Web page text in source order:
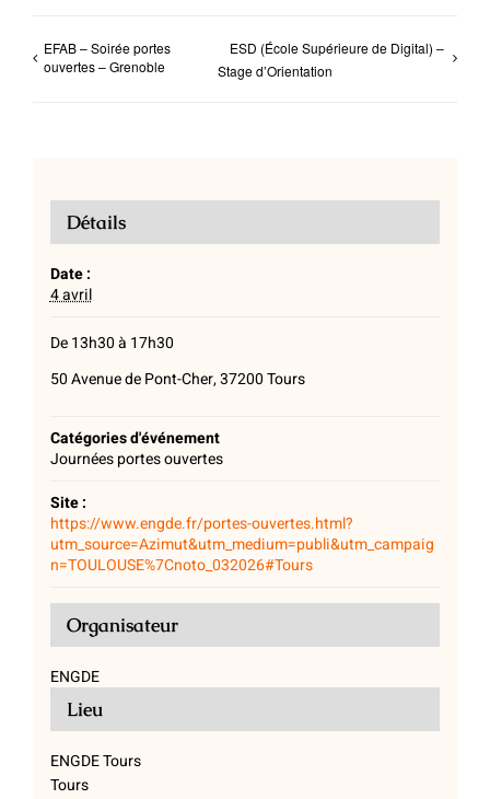
EFAB – Soirée portes
ouvertes – Grenoble
ESD (École Supérieure de Digital) –
Stage d’Orientation
Détails
Date :
4 avril
De 13h30 à 17h30
50 Avenue de Pont-Cher, 37200 Tours
Catégories d'événement
Journées portes ouvertes
Site :
https://www.engde.fr/portes-ouvertes.html?
utm_source=Azimut&utm_medium=publi&utm_campaig
n=TOULOUSE%7Cnoto_032026#Tours
Lieu
ENGDE Tours
Tours
Organisateur
ENGDE